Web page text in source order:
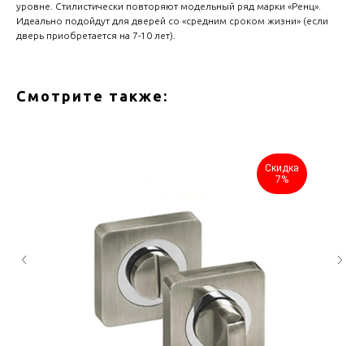
уровне. Стилистически повторяют модельный ряд марки «Ренц».
Идеально подойдут для дверей со «средним сроком жизни» (если
дверь приобретается на 7-10 лет).
Смотрите также:
Скидка
7%